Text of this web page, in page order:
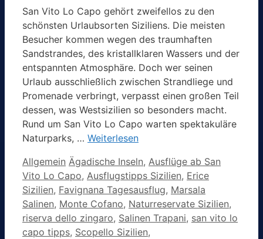
San Vito Lo Capo gehört zweifellos zu den
schönsten Urlaubsorten Siziliens. Die meisten
Besucher kommen wegen des traumhaften
Sandstrandes, des kristallklaren Wassers und der
entspannten Atmosphäre. Doch wer seinen
Urlaub ausschließlich zwischen Strandliege und
Promenade verbringt, verpasst einen großen Teil
dessen, was Westsizilien so besonders macht.
Rund um San Vito Lo Capo warten spektakuläre
Naturparks, … Weiterlesen
Kategorien
Allgemein Schlagwörter
Ägadische Inseln, Ausflüge ab San
Vito Lo Capo, Ausflugstipps Sizilien, Erice
Sizilien, Favignana Tagesausflug, Marsala
Salinen, Monte Cofano, Naturreservate Sizilien,
riserva dello zingaro, Salinen Trapani, san vito lo
capo tipps, Scopello Sizilien,